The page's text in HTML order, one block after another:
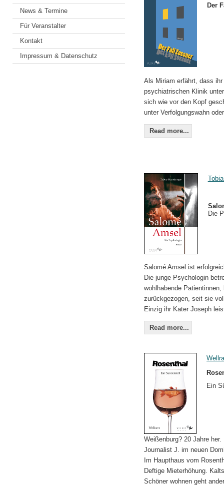
News & Termine
Für Veranstalter
Kontakt
Impressum & Datenschutz
Der
Als Miriam erfährt, dass
psychiatrischen Klinik
sich wie vor den Kopf
unter Verfolgungswahn
Read more...
Die
Salomé Amsel ist
Die junge Psychologin
wohlhabende
zurückgezogen, seit sie
Einzig ihr Kater Joseph
Read more...
Ein
Weißenburg? 20 Jahre her.
Journalist J. im neuen
Im Haupthaus vom
Deftige Mieterhöhung.
Schöner wohnen geht